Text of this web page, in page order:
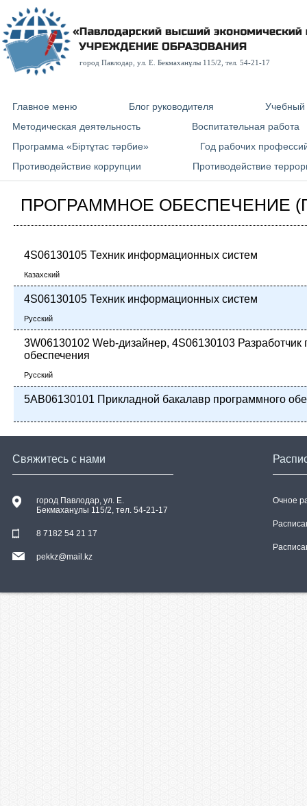
город Павлодар, ул. E. Бекмаханұлы 115/2, тел. 54-21-17
Главное меню Блог руководителя
Учебный
Методическая деятельность
Воспитательная работа
Программа «Біртұтас тәрбие»
Год рабочих
Противодействие коррупции
Противодействие
ПРОГРАММНОЕ ОБЕСПЕЧЕНИЕ
4S06130105 Техник информационных систем
Казахский
4S06130105 Техник информационных систем
Русский
3W06130102 Web-дизайнер, 4S06130103 Разработчик
обеспечения
Русский
5AB06130101 Прикладной бакалавр программного
Свяжитесь с нами
город Павлодар, ул. E.
Бекмаханұлы 115/2, тел. 54-21-17
8 7182 54 21 17
pekkz@mail.kz
Очное